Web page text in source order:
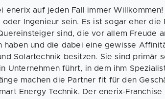
enerix auf jeden Fall immer Willkommen!
oder Ingenieur sein. Es ist sogar eher die
sind, die vor allem Freude
haben und die dabei eine gewisse
Solartechnik besitzen. Sie sind primär
Unternehmen führt, in dem ihm
machen die Partner fit für den
Energy Technik. Der enerix-